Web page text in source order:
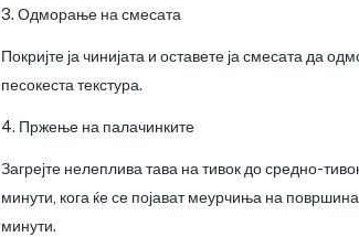
3. Одморање на смесата
Покријте ја чинијата и оставете ја смесата да
песокеста текстура.
4. Пржење на палачинките
Загрејте нелеплива тава на тивок до средно-
минути, кога ќе се појават меурчиња на
минути.